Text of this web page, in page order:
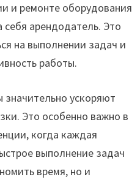
и ремонте оборудования
арендодатель. Это
на выполнении задач и
работы.
значительно ускоряют
Это особенно важно в
когда каждая
выполнение задач
время, но и